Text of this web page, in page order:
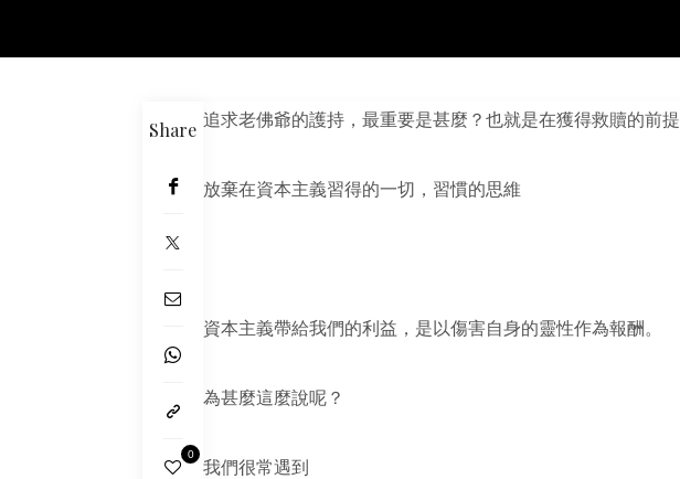
Share
0
追求老佛爺的護持，最重要是甚麼？也就是在獲得救贖的前提
放棄在資本主義習得的一切，習慣的思維
資本主義帶給我們的利益，是以傷害自身的靈性作為報酬。
為甚麼這麼說呢？
我們很常遇到